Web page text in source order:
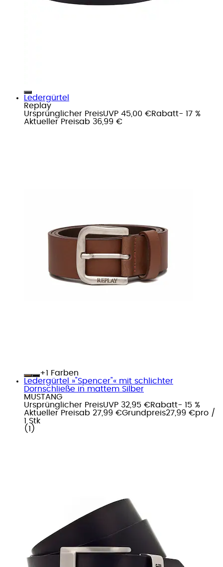
Ledergürtel
Replay
Ursprünglicher PreisUVP 45,00 €Rabatt- 17 %
Aktueller Preisab 36,99 €
+
Farben
Ledergürtel »"Spencer"« mit schlichter
Dornschließe in mattem Silber
MUSTANG
Ursprünglicher PreisUVP 32,95 €Rabatt- 15 %
Aktueller Preisab 27,99 €Grundpreis27,99 €pro /
1 Stk
( 1 )